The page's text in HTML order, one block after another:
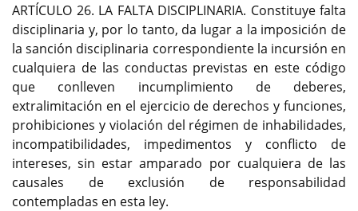
ARTÍCULO 26. LA FALTA DISCIPLINARIA. Constituye falta
disciplinaria y, por lo tanto, da lugar a la imposición de
la sanción disciplinaria correspondiente la incursión en
cualquiera de las conductas previstas en este código
que conlleven incumplimiento de deberes,
extralimitación en el ejercicio de derechos y funciones,
prohibiciones y violación del régimen de inhabilidades,
incompatibilidades, impedimentos y conflicto de
intereses, sin estar amparado por cualquiera de las
causales de exclusión de responsabilidad
contempladas en esta ley.